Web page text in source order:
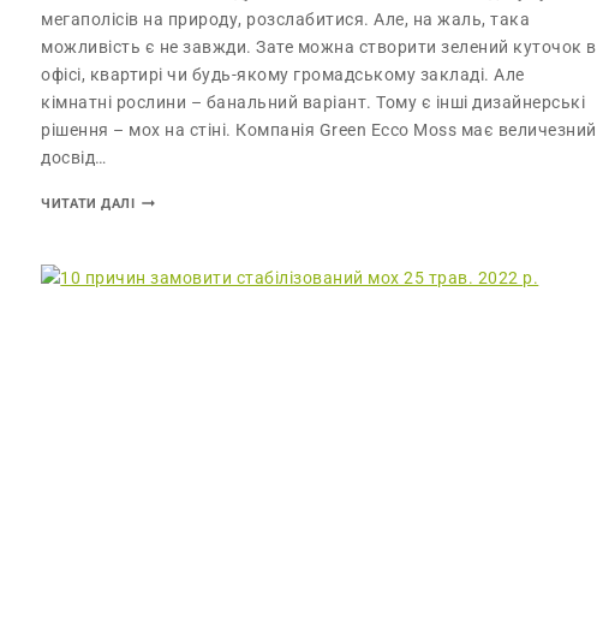
мегаполісів на природу, розслабитися. Але, на жаль, така
можливість є не завжди. Зате можна створити зелений куточок в
офісі, квартирі чи будь-якому громадському закладі. Але
кімнатні рослини – банальний варіант. Тому є інші дизайнерські
рішення – мох на стіні. Компанія Green Ecco Moss має величезний
досвід…
ЧИТАТИ ДАЛІ